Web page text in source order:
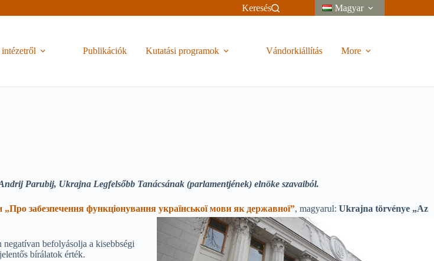
Keresés Magyar
Publikációk Kutatási programok Vándorkiállítás More
Parubij, Ukrajna Legfelsőbb Tanácsának (parlamentjének) elnöke szavaiból.
„Про забезпечення функціонування української мови як державної”, magyarul: Ukrajna törvénye „Az
negatívan befolyásolja a kisebbségi
bírálatok érték.